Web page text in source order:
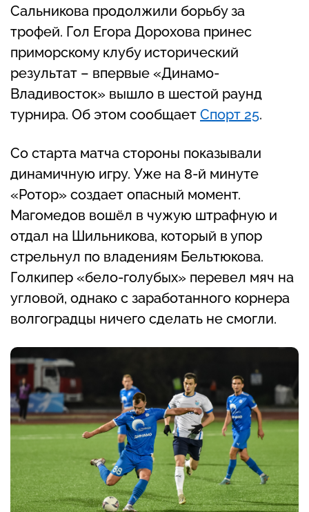
Сальникова продолжили борьбу за
трофей. Гол Егора Дорохова принес
приморскому клубу исторический
результат – впервые «Динамо-
Владивосток» вышло в шестой раунд
турнира. Об этом сообщает Спорт 25.
Со старта матча стороны показывали
динамичную игру. Уже на 8-й минуте
«Ротор» создает опасный момент.
Магомедов вошёл в чужую штрафную и
отдал на Шильникова, который в упор
стрельнул по владениям Бельтюкова.
Голкипер «бело-голубых» перевел мяч на
угловой, однако с заработанного корнера
волгоградцы ничего сделать не смогли.